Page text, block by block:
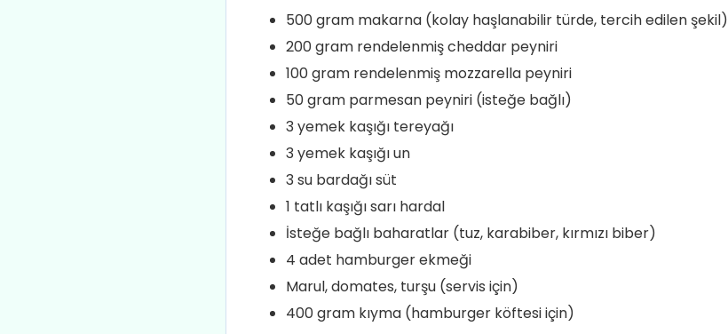
500 gram makarna (kolay haşlanabilir türde, tercih edilen şekil)
200 gram rendelenmiş cheddar peyniri
100 gram rendelenmiş mozzarella peyniri
50 gram parmesan peyniri (isteğe bağlı)
3 yemek kaşığı tereyağı
3 yemek kaşığı un
3 su bardağı süt
1 tatlı kaşığı sarı hardal
İsteğe bağlı baharatlar (tuz, karabiber, kırmızı biber)
4 adet hamburger ekmeği
Marul, domates, turşu (servis için)
400 gram kıyma (hamburger köftesi için)